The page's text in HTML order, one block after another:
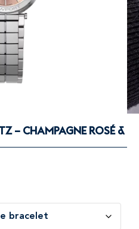
– CHAMPAGNE ROSÉ &